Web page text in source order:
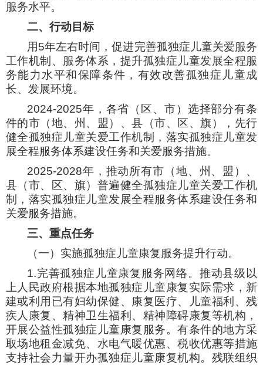
服务水平。
二、行动目标
用5年左右时间，促进完善孤独症儿童关爱服务
工作机制、服务体系，提升孤独症儿童发展全程服
务能力水平和保障条件，有效改善孤独症儿童成
长、发展环境。
2024-2025年，各省（区、市）选择部分有条
件的市（地、州、盟）、县（市、区、旗），先行
健全孤独症儿童关爱工作机制，落实孤独症儿童发
展全程服务体系建设任务和关爱服务措施。
2025-2028年，推动所有市（地、州、盟）、
县（市、区、旗）普遍健全孤独症儿童关爱工作机
制，落实孤独症儿童发展全程服务体系建设任务和
关爱服务措施。
三、重点任务
（一）实施孤独症儿童康复服务提升行动。
1.完善孤独症儿童康复服务网络。推动县级以
上人民政府根据本地孤独症儿童康复实际需求，新
建或利用已有妇幼保健、康复医疗、儿童福利、残
疾人康复、精神卫生福利、精神障碍康复等机构，
开展公益性孤独症儿童康复服务。有条件的地方采
取场地租金减免、水电气暖优惠、税收优惠等措施
支持社会力量开办孤独症儿童康复机构。残联组织